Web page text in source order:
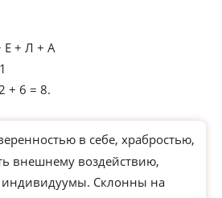
Е + Л + А
+ 6 = 8.
в себе, храбростью,
внешнему воздействию,
Склонны на